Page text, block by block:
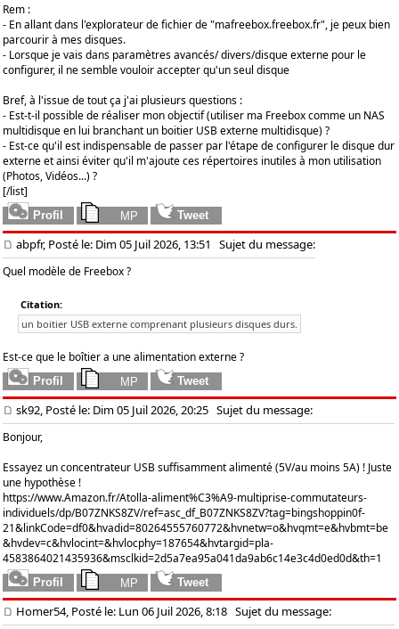
Rem :
- En allant dans l'explorateur de fichier de "mafreebox.freebox.fr", je peux bien
parcourir à mes disques.
- Lorsque je vais dans paramètres avancés/ divers/disque externe pour le
configurer, il ne semble vouloir accepter qu'un seul disque
Bref, à l'issue de tout ça j'ai plusieurs questions :
- Est-t-il possible de réaliser mon objectif (utiliser ma Freebox comme un NAS
multidisque en lui branchant un boitier USB externe multidisque) ?
- Est-ce qu'il est indispensable de passer par l'étape de configurer le disque dur
externe et ainsi éviter qu'il m'ajoute ces répertoires inutiles à mon utilisation
(Photos, Vidéos...) ?
[/list]
abpfr, Posté le: Dim 05 Juil 2026, 13:51 Sujet du message:
Quel modèle de Freebox ?
Citation:
un boitier USB externe comprenant plusieurs disques durs.
Est-ce que le boîtier a une alimentation externe ?
sk92, Posté le: Dim 05 Juil 2026, 20:25 Sujet du message:
Bonjour,
Essayez un concentrateur USB suffisamment alimenté (5V/au moins 5A) ! Juste
une hypothèse !
https://www.Amazon.fr/Atolla-aliment%C3%A9-multiprise-commutateurs-
individuels/dp/B07ZNKS8ZV/ref=asc_df_B07ZNKS8ZV?tag=bingshoppin0f-
21&linkCode=df0&hvadid=80264555760772&hvnetw=o&hvqmt=e&hvbmt=be
&hvdev=c&hvlocint=&hvlocphy=187654&hvtargid=pla-
4583864021435936&msclkid=2d5a7ea95a041da9ab6c14e3c4d0ed0d&th=1
Homer54, Posté le: Lun 06 Juil 2026, 8:18 Sujet du message: